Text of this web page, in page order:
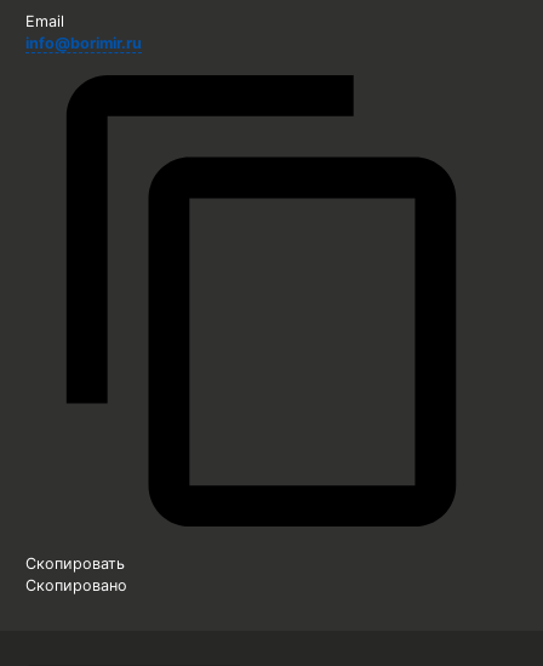
Email
info@borimir.ru
Скопировать
Скопировано